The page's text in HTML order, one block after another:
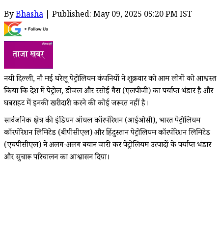
ByBhasha | Published: May 09, 2025 05:20 PM IST
नयी दिल्ली, नौ मई घरेलू पेट्रोलियम कंपनियों ने शुक्रवार को आम लोगों को आश्वस्त
किया कि देश में पेट्रोल, डीजल और रसोई गैस (एलपीजी) का पर्याप्त भंडार है और
घबराहट में इनकी खरीदारी करने की कोई जरूरत नहीं है।
सार्वजनिक क्षेत्र की इंडियन ऑयल कॉरपोरेशन (आईओसी), भारत पेट्रोलियम
कॉरपोरेशन लिमिटेड (बीपीसीएल) और हिंदुस्तान पेट्रोलियम कॉरपोरेशन लिमिटेड
(एचपीसीएल) ने अलग-अलग बयान जारी कर पेट्रोलियम उत्पादों के पर्याप्त भंडार
और सुचारू परिचालन का आश्वासन दिया।